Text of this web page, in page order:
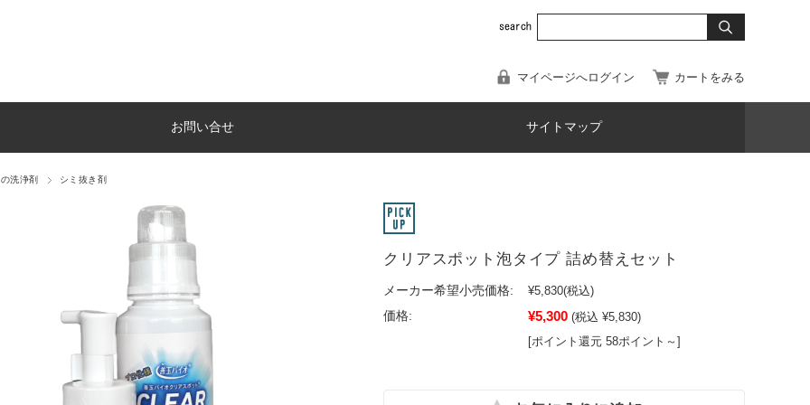
マイページへログイン カートをみる
お問い合せ サイトマップ
洗浄剤 シミ抜き剤
クリアスポット泡タイプ 詰め替えセット
メーカー希望小売価格: ¥5,830(税込)
価格:
¥5,300 (税込 ¥5,830)
[ポイント還元 58ポイント～]